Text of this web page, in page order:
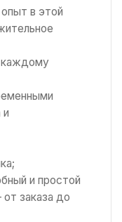
в этой
каждому
и
и простой
заказа до